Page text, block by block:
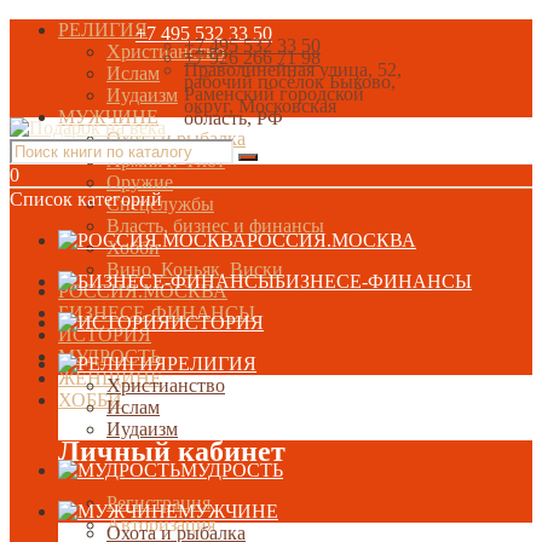
РЕЛИГИЯ
Христианство
Ислам
Иудаизм
МУЖЧИНЕ
Охота и рыбалка
Армия и Флот
Оружие
Спецслужбы
Власть, бизнес и финансы
Хобби
Вино, Коньяк, Виски
РОССИЯ.МОСКВА
БИЗНЕСЕ-ФИНАНСЫ
ИСТОРИЯ
МУДРОСТЬ
ЖЕНЩИНЕ
ХОББИ
Личный кабинет
Регистрация
Авторизация
+7 495 532 33 50
+7 495 532 33 50
+7 926 266 71 98
Праволинейная улица, 52,
рабочий посёлок Быково,
Раменский городской
округ, Московская
область, РФ
0
Список категорий
РОССИЯ.МОСКВА
БИЗНЕСЕ-ФИНАНСЫ
ИСТОРИЯ
РЕЛИГИЯ
Христианство
Ислам
Иудаизм
МУДРОСТЬ
МУЖЧИНЕ
Охота и рыбалка